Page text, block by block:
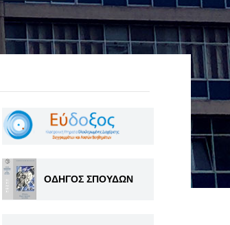
ΟΔΗΓΟΣ ΣΠΟΥΔΩΝ